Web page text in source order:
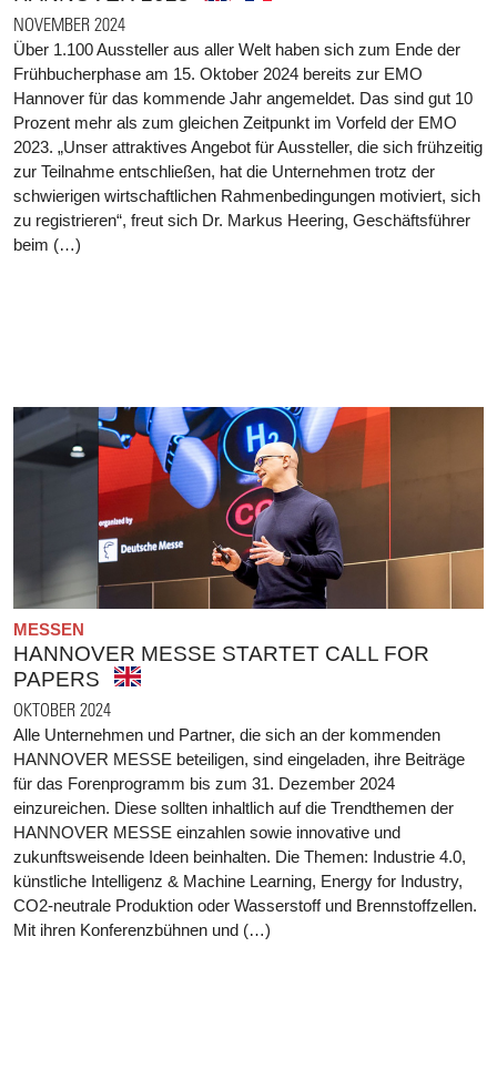
NOVEMBER 2024
Über 1.100 Aussteller aus aller Welt haben sich zum Ende der
Frühbucherphase am 15. Oktober 2024 bereits zur EMO
Hannover für das kommende Jahr angemeldet. Das sind gut 10
Prozent mehr als zum gleichen Zeitpunkt im Vorfeld der EMO
2023. „Unser attraktives Angebot für Aussteller, die sich frühzeitig
zur Teilnahme entschließen, hat die Unternehmen trotz der
schwierigen wirtschaftlichen Rahmenbedingungen motiviert, sich
zu registrieren“, freut sich Dr. Markus Heering, Geschäftsführer
beim (…)
MESSEN
HANNOVER MESSE STARTET CALL FOR
PAPERS
OKTOBER 2024
Alle Unternehmen und Partner, die sich an der kommenden
HANNOVER MESSE beteiligen, sind eingeladen, ihre Beiträge
für das Forenprogramm bis zum 31. Dezember 2024
einzureichen. Diese sollten inhaltlich auf die Trendthemen der
HANNOVER MESSE einzahlen sowie innovative und
zukunftsweisende Ideen beinhalten. Die Themen: Industrie 4.0,
künstliche Intelligenz & Machine Learning, Energy for Industry,
CO2-neutrale Produktion oder Wasserstoff und Brennstoffzellen.
Mit ihren Konferenzbühnen und (…)